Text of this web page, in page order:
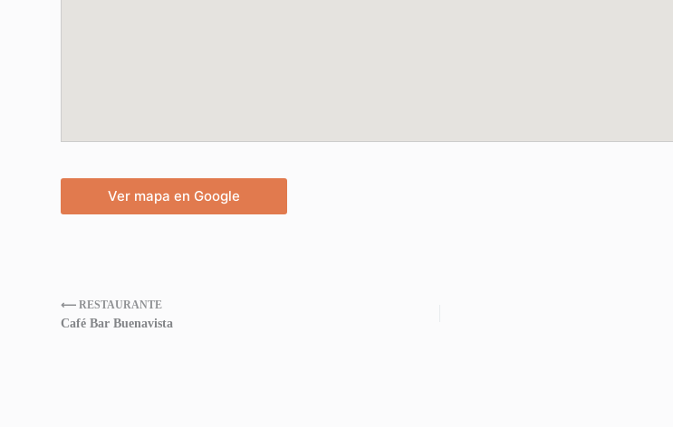
Ver mapa en Google
⟵ RESTAURANTE
Café Bar Buenavista